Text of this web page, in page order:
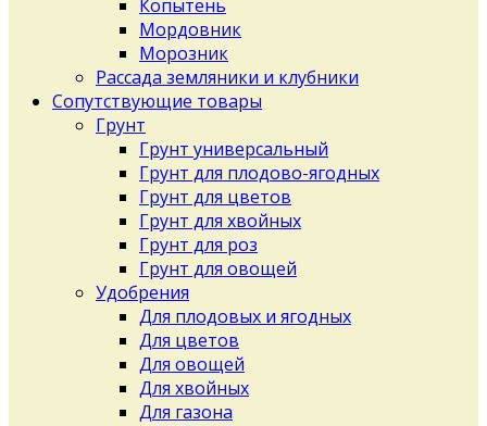
Копытень
Мордовник
Морозник
Рассада земляники и клубники
Сопутствующие товары
Грунт
Грунт универсальный
Грунт для плодово-ягодных
Грунт для цветов
Грунт для хвойных
Грунт для роз
Грунт для овощей
Удобрения
Для плодовых и ягодных
Для цветов
Для овощей
Для хвойных
Для газона